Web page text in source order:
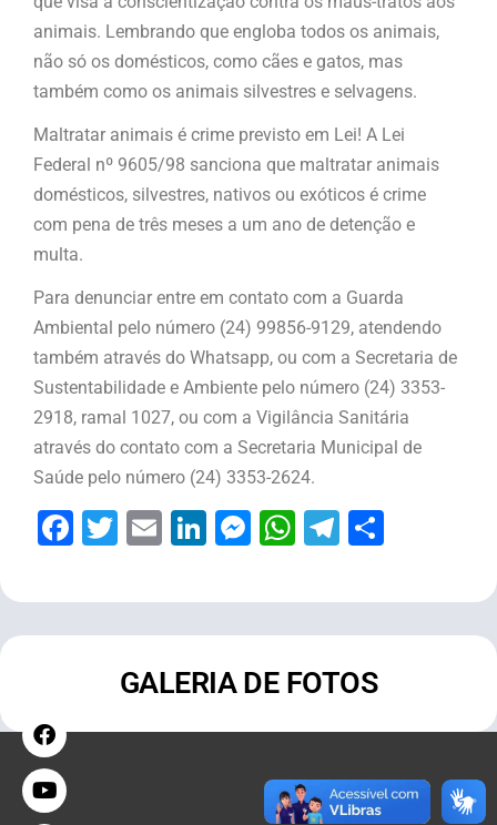
animais. Lembrando que engloba todos os animais,
não só os domésticos, como cães e gatos, mas
também como os animais silvestres e selvagens.
Maltratar animais é crime previsto em Lei! A Lei
Federal nº 9605/98 sanciona que maltratar animais
domésticos, silvestres, nativos ou exóticos é crime
com pena de três meses a um ano de detenção e
multa.
Para denunciar entre em contato com a Guarda
Ambiental pelo número (24) 99856-9129, atendendo
também através do Whatsapp, ou com a Secretaria de
Sustentabilidade e Ambiente pelo número (24) 3353-
2918, ramal 1027, ou com a Vigilância Sanitária
através do contato com a Secretaria Municipal de
Saúde pelo número (24) 3353-2624.
Facebook
Twitter
EmailLinkedIn
Messenger
WhatsApp
Telegram
GALERIA DE FOTOS